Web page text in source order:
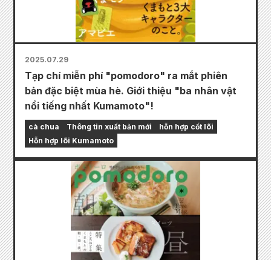
2025.07.29
Tạp chí miễn phí "pomodoro" ra mắt phiên
bản đặc biệt mùa hè. Giới thiệu "ba nhân vật
nổi tiếng nhất Kumamoto"!
cà chua Thông tin xuất bản mới
hỗn hợp cốt lõi
Hỗn hợp lõi Kumamoto